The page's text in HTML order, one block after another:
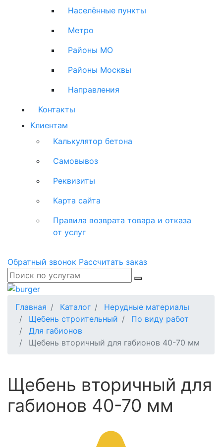
Населённые пункты
Метро
Районы МО
Районы Москвы
Направления
Контакты
Клиентам
Калькулятор бетона
Самовывоз
Реквизиты
Карта сайта
Правила возврата товара и отказа
от услуг
Обратный звонок Рассчитать заказ
Главная Каталог
Нерудные материалы
Щебень строительный
По виду работ
Для габионов
Щебень вторичный для габионов 40-70 мм
Щебень вторичный для
габионов 40-70 мм